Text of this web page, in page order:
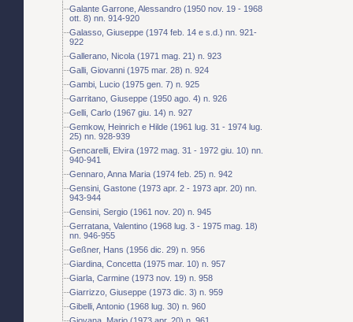
Galante Garrone, Alessandro (1950 nov. 19 - 1968
ott. 8) nn. 914-920
Galasso, Giuseppe (1974 feb. 14 e s.d.) nn. 921-
922
Gallerano, Nicola (1971 mag. 21) n. 923
Galli, Giovanni (1975 mar. 28) n. 924
Gambi, Lucio (1975 gen. 7) n. 925
Garritano, Giuseppe (1950 ago. 4) n. 926
Gelli, Carlo (1967 giu. 14) n. 927
Gemkow, Heinrich e Hilde (1961 lug. 31 - 1974 lug.
25) nn. 928-939
Gencarelli, Elvira (1972 mag. 31 - 1972 giu. 10) nn.
940-941
Gennaro, Anna Maria (1974 feb. 25) n. 942
Gensini, Gastone (1973 apr. 2 - 1973 apr. 20) nn.
943-944
Gensini, Sergio (1961 nov. 20) n. 945
Gerratana, Valentino (1968 lug. 3 - 1975 mag. 18)
nn. 946-955
Geßner, Hans (1956 dic. 29) n. 956
Giardina, Concetta (1975 mar. 10) n. 957
Giarla, Carmine (1973 nov. 19) n. 958
Giarrizzo, Giuseppe (1973 dic. 3) n. 959
Gibelli, Antonio (1968 lug. 30) n. 960
Giovana, Mario (1973 apr. 20) n. 961